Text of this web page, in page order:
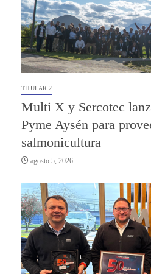
TITULAR 2
Multi X y Sercotec
Pyme Aysén para
salmonicultura
agosto 5, 2026